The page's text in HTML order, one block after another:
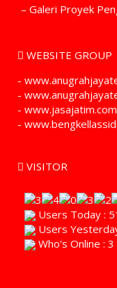
– Galeri Proyek
WEBSITE GROUP
-
-
- www.jasajatim.com
-
VISITOR
Users Today :
Users
Who's Online : 3